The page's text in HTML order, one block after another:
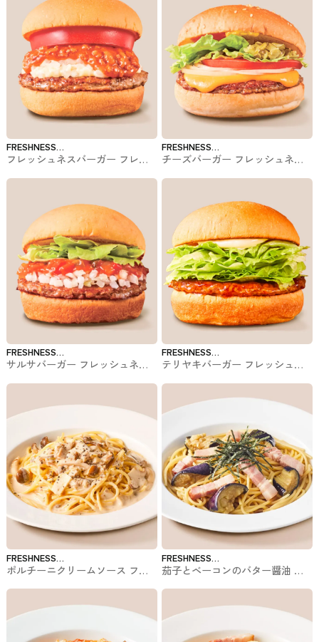
FRESHNESS
BURGER
フレッシュネスバーガー フレッ
FRESHNESS
BURGER
チーズバーガー フレッシュネス
FRESHNESS
BURGER
サルサバーガー フレッシュネス
FRESHNESS
BURGER
テリヤキバーガー フレッシュネ
FRESHNESS
BURGER
ポルチーニクリームソース フレ
FRESHNESS
BURGER
茄子とベーコンのバター醤油 フ